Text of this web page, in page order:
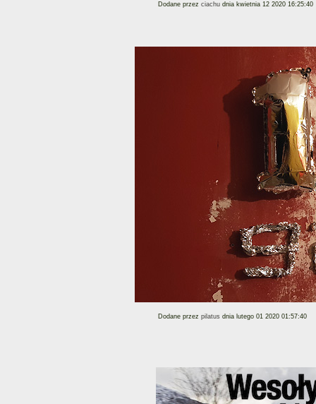
Dodane przez ciachu dnia kwietnia 12 2020 16:25:40
Dodane przez pilatus dnia lutego 01 2020 01:57:40